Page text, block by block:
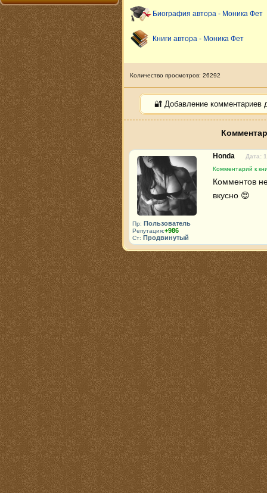
Биография автора - Моника Фет
Книги автора - Моника Фет
Количество просмотров: 26292
🔐 Добавление комментариев
Пр: Пользователь
Репутация:+986
Ст: Продвинутый
Honda
Дата:
Комментарий к
Комментов
вкусно 😍